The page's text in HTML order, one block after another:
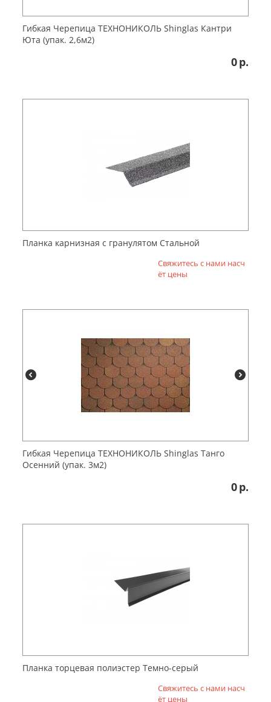
Гибкая Черепица ТЕХНОНИКОЛЬ Shinglas Кантри
Юта (упак. 2,6м2)
0р.
Планка карнизная с гранулятом Стальной
Свяжитесь с нами насч
ёт цены
Гибкая Черепица ТЕХНОНИКОЛЬ Shinglas Танго
Осенний (упак. 3м2)
0р.
Планка торцевая полиэстер Темно-серый
Свяжитесь с нами насч
ёт цены